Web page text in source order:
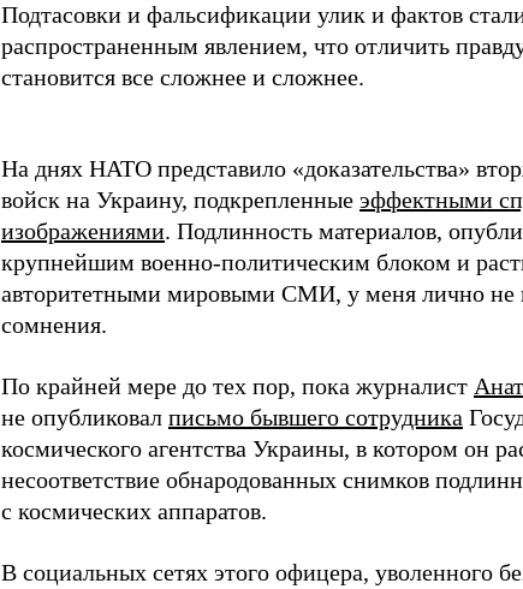
Подтасовки и фальсификации улик и фактов
распространенным явлением, что отличить
становится все сложнее и сложнее.
На днях НАТО представило «доказательства»
войск на Украину, подкрепленные эффектными
изображениями. Подлинность материалов,
крупнейшим военно-политическим блоком и
авторитетными мировыми СМИ, у меня лично не
сомнения.
По крайней мере до тех пор, пока журналист
не опубликовал письмо бывшего сотрудника
космического агентства Украины, в котором он
несоответствие обнародованных снимков
с космических аппаратов.
В социальных сетях этого офицера, уволенного